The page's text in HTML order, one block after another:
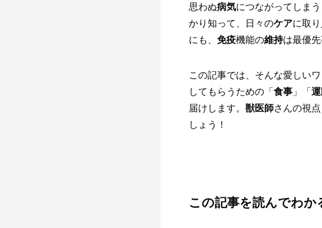
思わぬ病気につながってしま
かり知って、日々のケアに取
にも、 免疫機能の維持は最優先
この記事では、そんな愛しい
してもらうための「 食事 」「
届けします。 獣医師さんの視点
しょう！
この記事を読んでわか